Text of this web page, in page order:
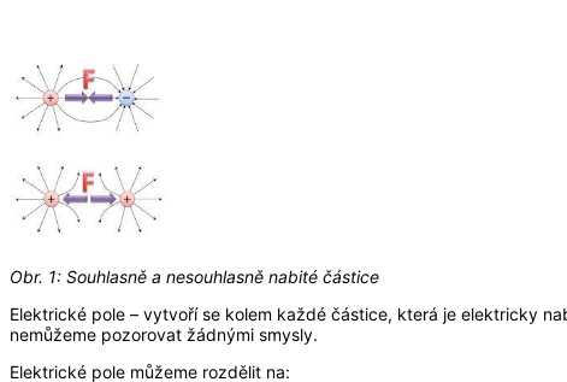
Obr. 1: Souhlasně a nesouhlasně nabité částice
Elektrické pole – vytvoří se kolem každé částice, která je elektricky
nemůžeme pozorovat žádnými smysly.
Elektrické pole můžeme rozdělit na: